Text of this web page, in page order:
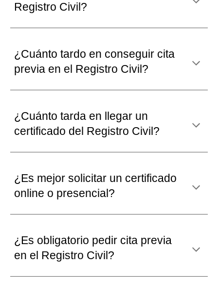
Registro Civil?
¿Cuánto tardo en conseguir cita
previa en el Registro Civil?
¿Cuánto tarda en llegar un
certificado del Registro Civil?
¿Es mejor solicitar un certificado
online o presencial?
¿Es obligatorio pedir cita previa
en el Registro Civil?